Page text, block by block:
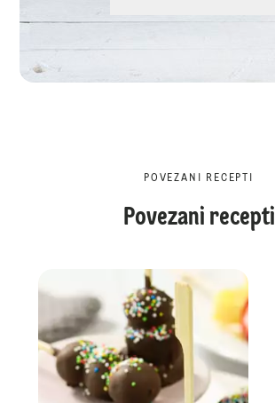
POVEZANI RECEPTI
Povezani recepti